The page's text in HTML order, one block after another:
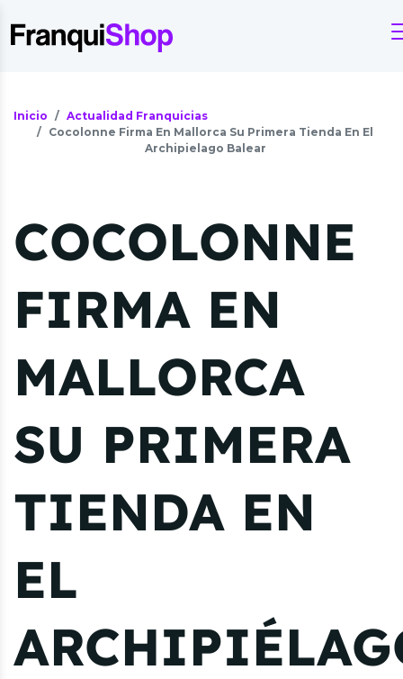
Inicio
Actualidad Franquicias
Cocolonne Firma En Mallorca Su Primera Tienda En El
Archipielago Balear
COCOLONNE
FIRMA EN
MALLORCA
SU PRIMERA
TIENDA EN
EL